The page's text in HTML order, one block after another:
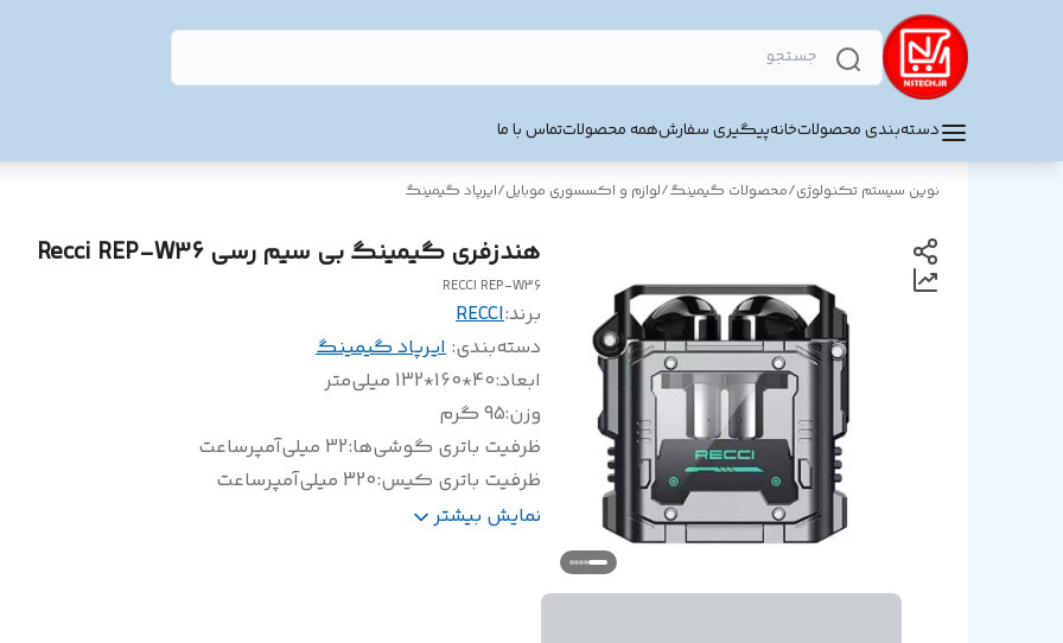
دسته‌بندی محصولاتخانهپیگیری سفارشهمه محصولاتتماس با ما
نوین سیستم تکنولوژی/محصولات گیمینگ/لوازم و اکسسوری موبایل/ایرپاد گیمینگ
هندزفری گیمینگ بی سیم رسی Recci REP-W36
RECCI REP-W36
برند:RECCI
دسته‌بندی: ایرپاد گیمینگ
ابعاد:40*160*132 میلی‌متر
وزن:95 گرم
ظرفیت باتری گوشی‌ها:32 میلی‌آمپر‌ساعت
ظرفیت باتری کیس:320 میلی‌آمپر‌ساعت
مدت زمان استفاده با شارژ گوشی‌ها
نمایش بیشتر